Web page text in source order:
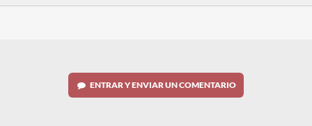
FACEBOOK
TWITTERFLIPBOARD
E-
WHATSAPP
ENTRAR Y ENVIAR UN COMENTARIO